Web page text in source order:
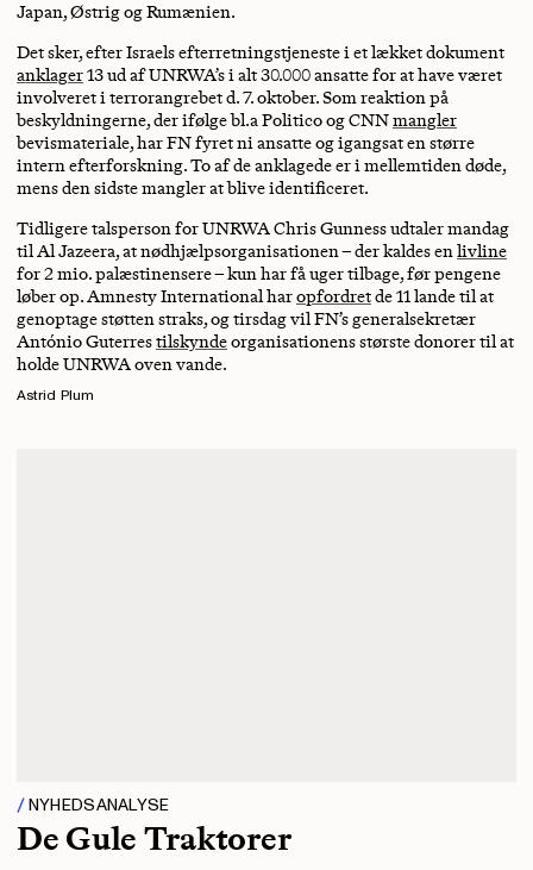
NYHEDSANALYSE
De Gule Traktorer
Japan, Østrig og Rumænien.
Det sker, efter Israels efterretningstjeneste i et lækket dokument
anklager13 ud af UNRWA’s i alt 30.000 ansatte for at have været
involveret i terrorangrebet d. 7. oktober. Som reaktion på
beskyldningerne, der ifølge bl.a Politico og CNNmangler
bevismateriale, har FN fyret ni ansatte og igangsat en større
intern efterforskning. To af de anklagede er i mellemtiden døde,
mens den sidste mangler at blive identificeret.
Tidligere talsperson for UNRWA Chris Gunness udtaler mandag
til Al Jazeera, at nødhjælpsorganisationen – der kaldes enlivline
for 2 mio. palæstinensere – kun har få uger tilbage, før pengene
løber op. Amnesty International haropfordretde 11 lande til at
genoptage støtten straks, og tirsdag vil FN’s generalsekretær
António Guterrestilskyndeorganisationens største donorer til at
holde UNRWA oven vande.
Astrid Plum